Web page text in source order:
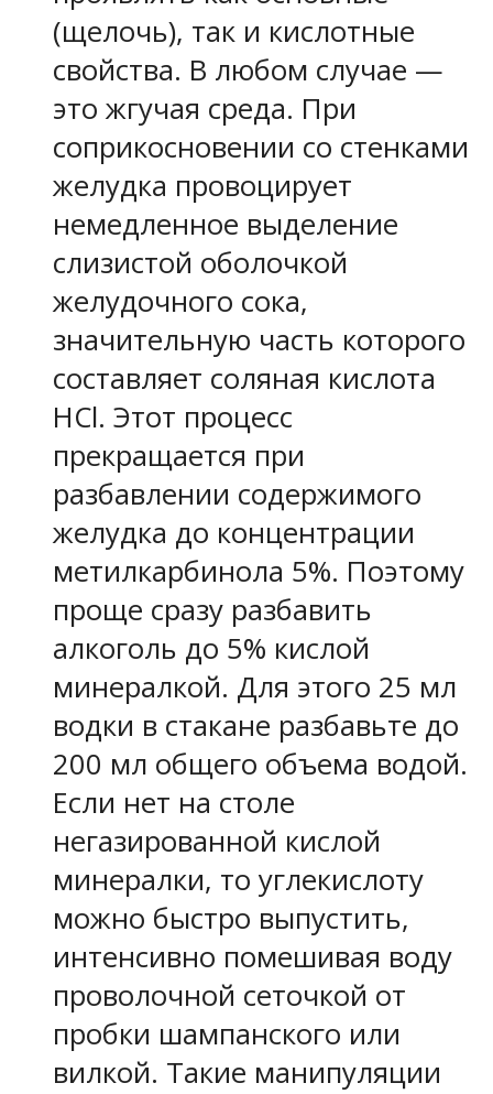
(щелочь), так и кислотные
свойства. В любом случае —
это жгучая среда. При
соприкосновении со стенками
желудка провоцирует
немедленное выделение
слизистой оболочкой
желудочного сока,
значительную часть которого
составляет соляная кислота
HCl. Этот процесс
прекращается при
разбавлении содержимого
желудка до концентрации
метилкарбинола 5%. Поэтому
проще сразу разбавить
алкоголь до 5% кислой
минералкой. Для этого 25 мл
водки в стакане разбавьте до
200 мл общего объема водой.
Если нет на столе
негазированной кислой
минералки, то углекислоту
можно быстро выпустить,
интенсивно помешивая воду
проволочной сеточкой от
пробки шампанского или
вилкой. Такие манипуляции